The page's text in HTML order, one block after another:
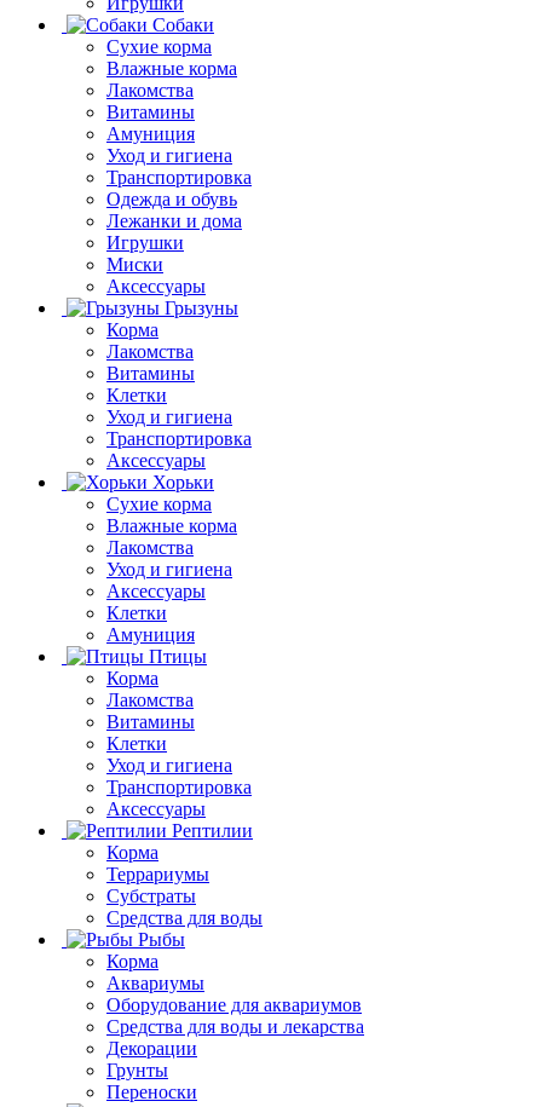
Собаки
Сухие корма
Влажные корма
Лакомства
Витамины
Амуниция
Уход и гигиена
Транспортировка
Одежда и обувь
Лежанки и дома
Игрушки
Миски
Аксессуары
Грызуны
Корма
Лакомства
Витамины
Клетки
Уход и гигиена
Транспортировка
Аксессуары
Хорьки
Сухие корма
Влажные корма
Лакомства
Уход и гигиена
Аксессуары
Клетки
Амуниция
Птицы
Корма
Лакомства
Витамины
Клетки
Уход и гигиена
Транспортировка
Аксессуары
Рептилии
Корма
Террариумы
Субстраты
Средства для воды
Рыбы
Корма
Аквариумы
Оборудование для аквариумов
Средства для воды и лекарства
Декорации
Грунты
Переноски